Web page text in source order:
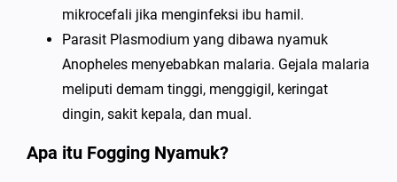
mikrocefali jika menginfeksi ibu hamil.
Parasit Plasmodium yang dibawa nyamuk
Anopheles menyebabkan malaria. Gejala malaria
meliputi demam tinggi, menggigil, keringat
dingin, sakit kepala, dan mual.
Apa itu Fogging Nyamuk?